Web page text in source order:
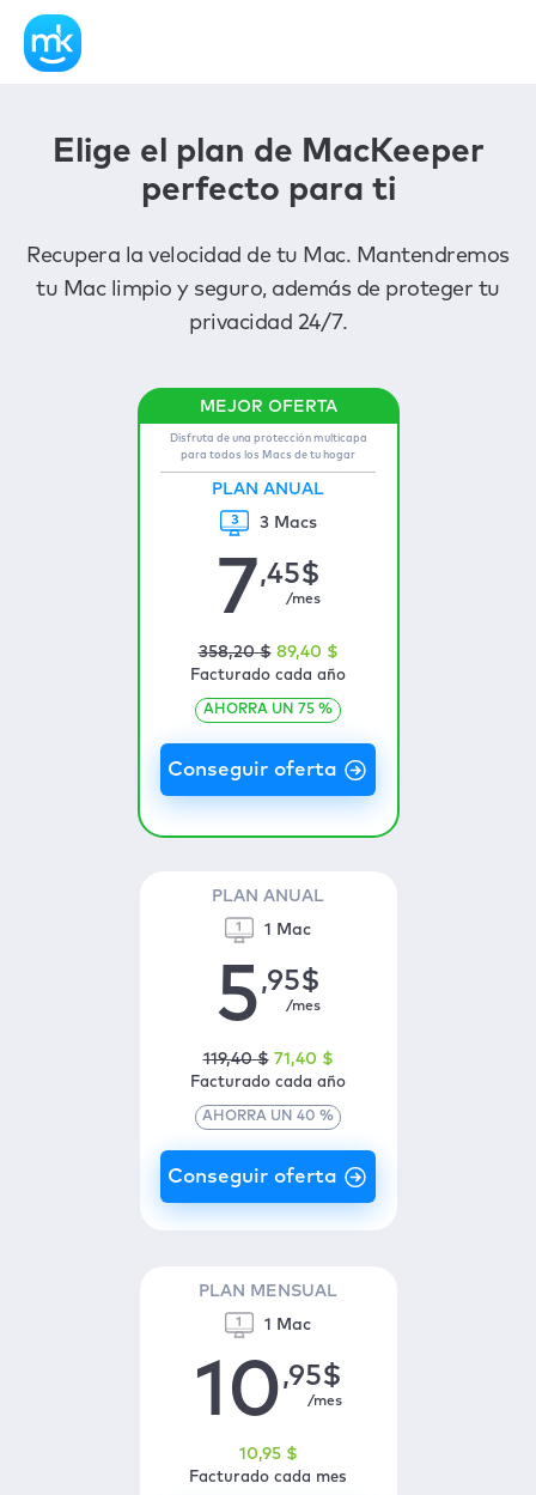
Elige el plan de MacKeeper
perfecto para ti
Recupera la velocidad de tu Mac. Mantendremos
tu Mac limpio y seguro, además de proteger tu
privacidad 24/7.
Disfruta de una protección multicapa
para todos los Macs de tu hogar
PLAN ANUAL
3 Macs
7,45$
/mes
358,20 $ 89,40 $
Facturado cada año
AHORRA UN 75 %
PLAN ANUAL
1 Mac
5,95$
/mes
119,40 $ 71 ,40 $
Facturado cada año
AHORRA UN 40 %
PLAN MENSUAL
1 Mac
10,95$
/mes
10,95 $
Facturado cada mes